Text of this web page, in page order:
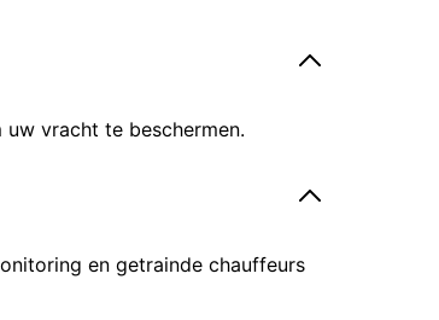
vracht te beschermen.
en getrainde chauffeurs